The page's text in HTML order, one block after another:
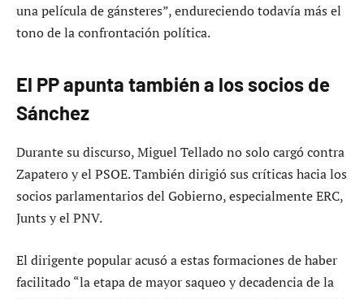
una película de gánsteres”, endureciendo todavía más el
tono de la confrontación política.
El PP apunta también a los socios de
Sánchez
Durante su discurso, Miguel Tellado no solo cargó contra
Zapatero y el PSOE. También dirigió sus críticas hacia los
socios parlamentarios del Gobierno, especialmente ERC,
Junts y el PNV.
El dirigente popular acusó a estas formaciones de haber
facilitado “la etapa de mayor saqueo y decadencia de la